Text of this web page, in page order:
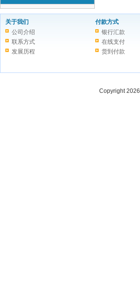
关于我们
公司介绍
联系方式
发展历程
付款方式
银行汇款
在线支付
货到付款
Copyright 2026